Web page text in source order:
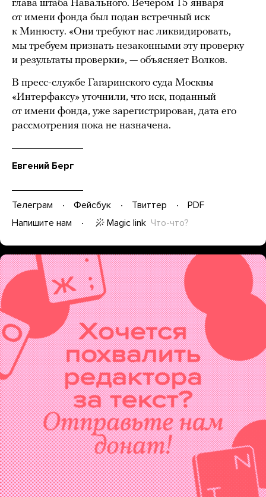
глава штаба Навального. Вечером 15 января
от имени фонда был подан встречный иск
к Минюсту. «Они требуют нас ликвидировать,
мы требуем признать незаконными эту проверку
и результаты проверки», — объясняет Волков.
В пресс-службе Гагаринского суда Москвы
«Интерфаксу» уточнили, что иск, поданный
от имени фонда, уже зарегистрирован, дата его
рассмотрения пока не назначена.
Евгений Берг
Телеграм Фейсбук Твиттер
PDF
Напишите нам
Magic link Что-что?